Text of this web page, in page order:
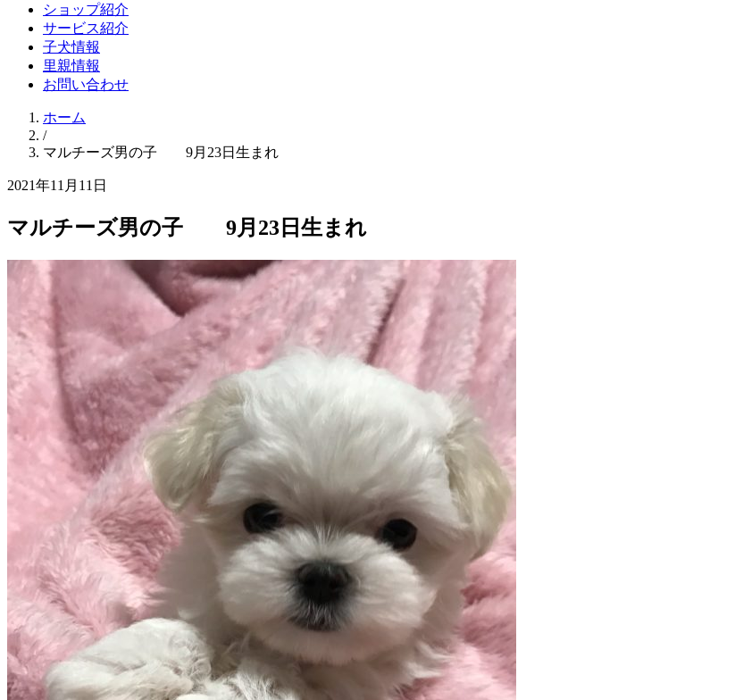
ショップ紹介
サービス紹介
子犬情報
里親情報
お問い合わせ
ホーム
/
マルチーズ男の子 9月23日生まれ
2021年11月11日
マルチーズ男の子 9月23日生まれ